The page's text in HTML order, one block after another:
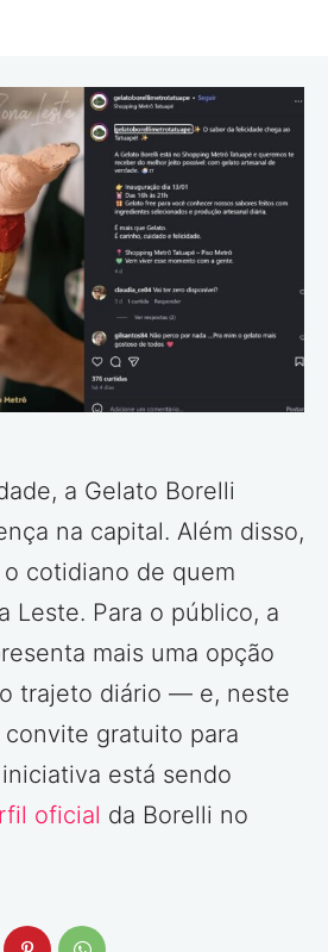
a Gelato Borelli
na capital. Além disso,
cotidiano de quem
Leste. Para o público, a
mais uma opção
trajeto diário — e, neste
gratuito para
está sendo
oficial da Borelli no